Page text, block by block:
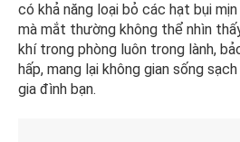
có khả năng loại bỏ các hạt bụi
mà mắt thường không thể nhìn
khí trong phòng luôn trong lành,
hấp, mang lại không gian sống
gia đình bạn.